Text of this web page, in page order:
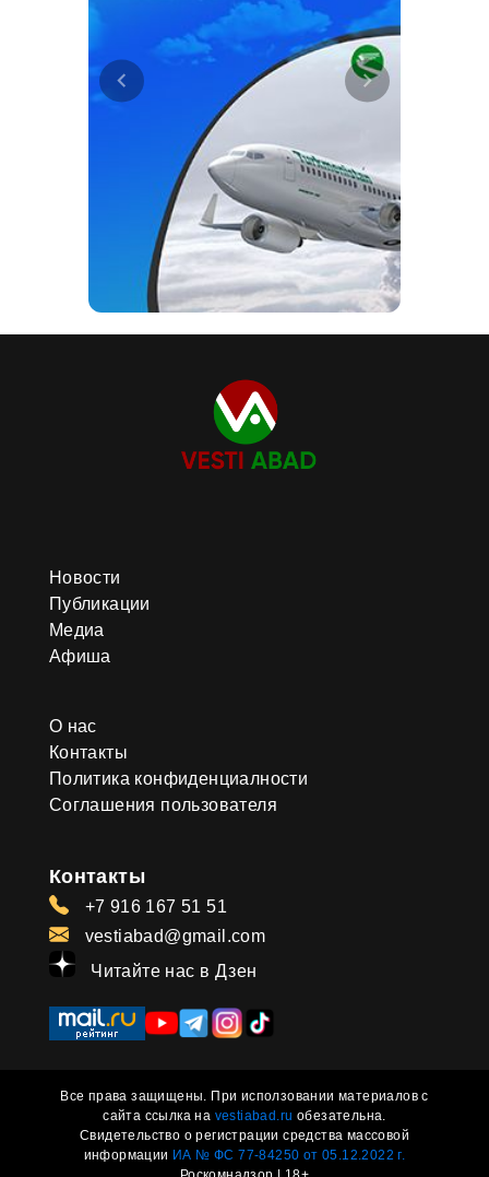
Новости
Публикации
Медиа
Афиша
О нас
Контакты
Политика конфиденциалности
Соглашения пользователя
Контакты
+7 916 167 51 51
vestiabad@gmail.com
Читайте нас в Дзен
Все права защищены. При исползовании материалов с
сайта ссылка на vestiabad.ru обезательна.
Свидетельство о регистрации средства массовой
информации ИА № ФС 77-84250 от 05.12.2022 г.